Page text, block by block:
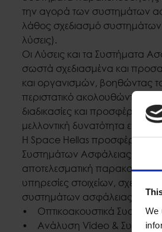
We
την αγορά των συστημάτων
λάθος σχεδιασμό συστημάτων
λύσεις).
Οι Λύσεις και τα Συστήματα
σωστά σχεδιασμένα και
και οργανισμών, βοηθώντας
περιστατικό ακολουθώντας
διαδικασίες και
μελλοντική δυνατότητα
Η Space Hellas προσφέρει,
Συστημάτων Ασφάλειας,
αποτελεσματική
υπηρεσίες στοιχείων,
συστημάτων ασφάλειας:
• Οπτικοακουστικά
• Ανάλυση Video &